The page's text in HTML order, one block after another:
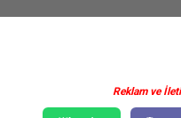
Reklam ve